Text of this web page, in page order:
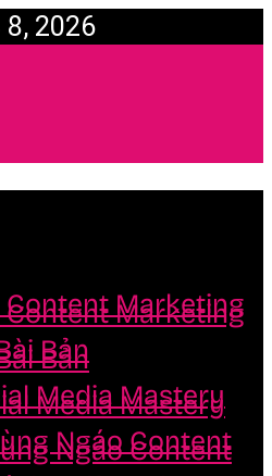
8, 2026
Content Marketing
Bản
Media Mastery
Ngáo Content
Content Marketing
Bản
Media Mastery
Ngáo Content